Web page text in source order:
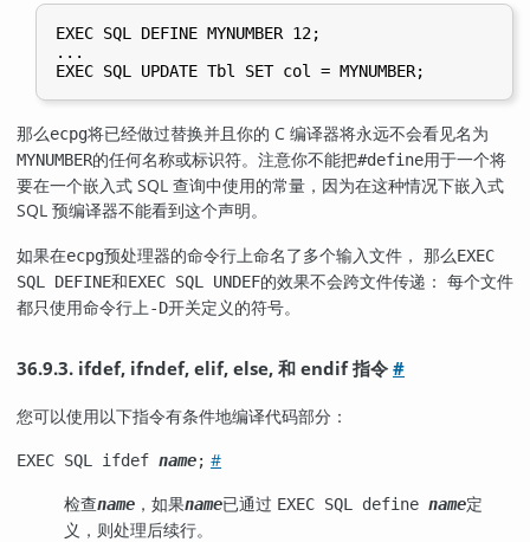
EXEC SQL DEFINE MYNUMBER 12;
...
那么ecpg将已经做过替换并且你的 C 编译器将永远不会看见名为
MYNUMBER的任何名称或标识符。注意你不能把#define用于一个将
要在一个嵌入式 SQL 查询中使用的常量，因为在这种情况下嵌入式
SQL 预编译器不能看到这个声明。
如果在ecpg预处理器的命令行上命名了多个输入文件， 那么EXEC
SQL DEFINE和EXEC SQL UNDEF的效果不会跨文件传递： 每个文件
都只使用命令行上 -D开关定义的符号。
36.9.3. ifdef, ifndef, elif, else, 和 endif 指令#
您可以使用以下指令有条件地编译代码部分：
EXEC SQL ifdef name; #
检查name ，如果name已通过 EXEC SQL define name定
义，则处理后续行。